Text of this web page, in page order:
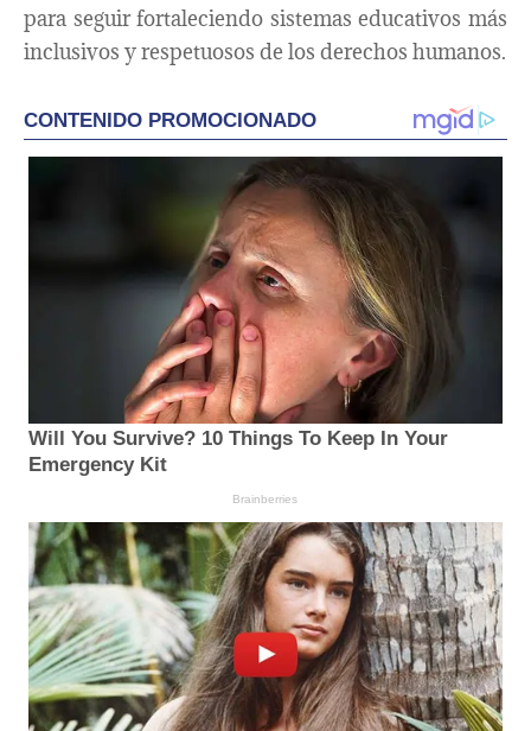
para seguir fortaleciendo sistemas educativos más
inclusivos y respetuosos de los derechos humanos.